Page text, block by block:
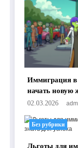
Иммиграция
начать новую
02.03.2026
Без рубрики
Льготы для